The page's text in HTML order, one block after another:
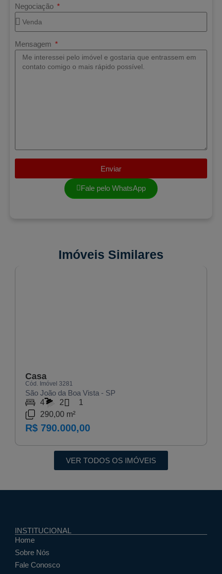
Negociação
Mensagem
Enviar
Fale pelo WhatsApp
Imóveis Similares
Casa
Cód. Imóvel 3281
São João da Boa Vista - SP
4
2
1
290,00 m²
R$ 790.000,00
VER TODOS OS IMÓVEIS
INSTITUCIONAL
Home
Sobre Nós
Fale Conosco